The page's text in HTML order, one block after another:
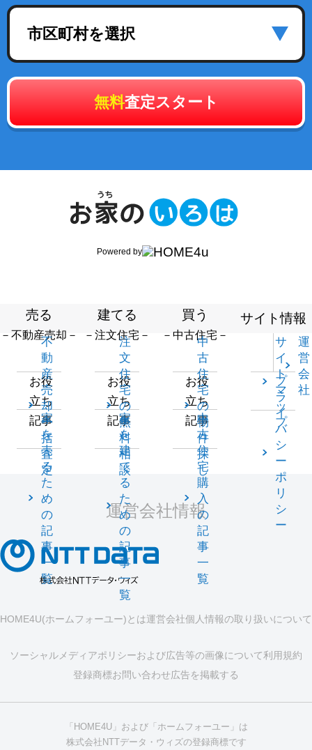
市区町村を選択
無料査定スタート
Powered by
売る
－不動産売却－
不
動
産
売
却
一
括
査
定
お役
立ち
記事
家
を
売
る
た
め
の
記
事
一
覧
建てる
－注文住宅－
注
文
住
宅
の
無
料
相
談
お役
立ち
記事
家
を
建
て
る
た
め
の
記
事
一
覧
買う
－中古住宅－
中
古
住
宅
の
物
件
探
し
お役
立ち
記事
中
古
住
宅
購
入
の
記
事
一
覧
サイト情報
サ
イ
ト
マ
ッ
プ
運
営
会
社
プ
ラ
イ
バ
シ
ー
ポ
リ
シ
ー
運営会社情報
HOME4U(ホームフォーユー)とは運営会社個人情報の取り扱いについて
ソーシャルメディアポリシーおよび広告等の画像について利用規約
登録商標お問い合わせ広告を掲載する
「HOME4U」および「ホームフォーユー」は
株式会社NTTデータ・ウィズの登録商標です